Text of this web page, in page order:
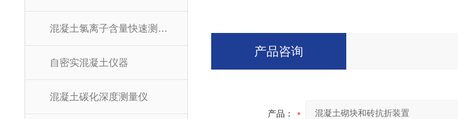
混凝土氯离子含量快速测定仪
自密实混凝土仪器
混凝土碳化深度测量仪
产品咨询
产品：